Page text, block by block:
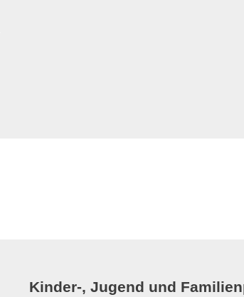
Kinder-, Jugend und